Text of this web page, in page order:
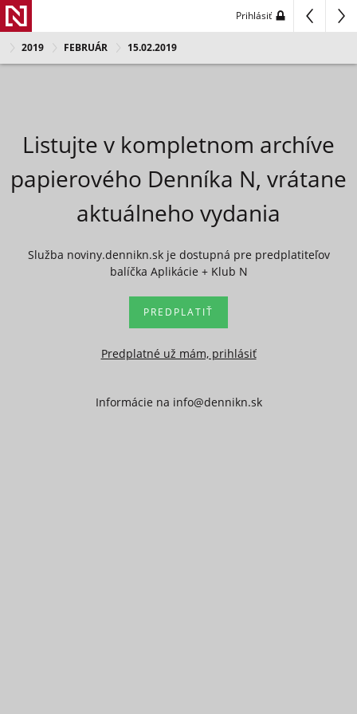
Prihlásiť
2019 FEBRUÁR 15.02.2019
Listujte v kompletnom archíve
papierového Denníka N, vrátane
aktuálneho vydania
Služba noviny.dennikn.sk je dostupná pre predplatiteľov
balíčka Aplikácie + Klub N
PREDPLATIŤ
Predplatné už mám, prihlásiť
Informácie na info@dennikn.sk